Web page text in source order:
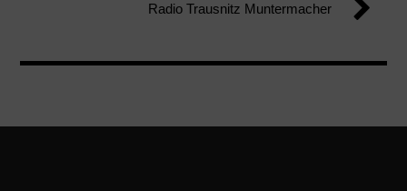
Radio Trausnitz Muntermacher